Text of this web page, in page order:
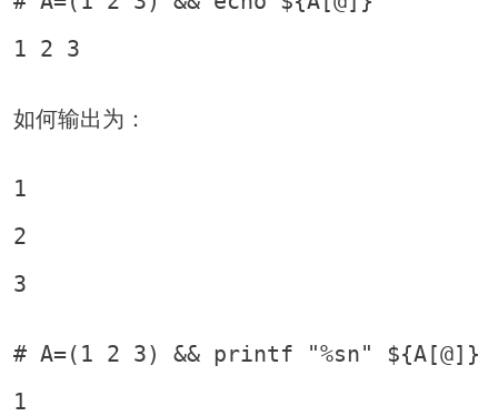
1 2 3
如何输出为：
1
2
3
# A=(1 2 3) && printf "%sn" ${A[@]}
1